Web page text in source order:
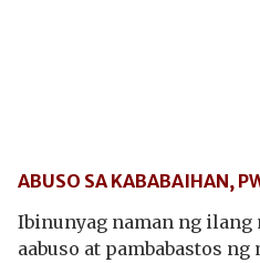
ABUSO SA KABABAIHAN,
Ibinunyag naman ng ilang
aabuso at pambabastos ng